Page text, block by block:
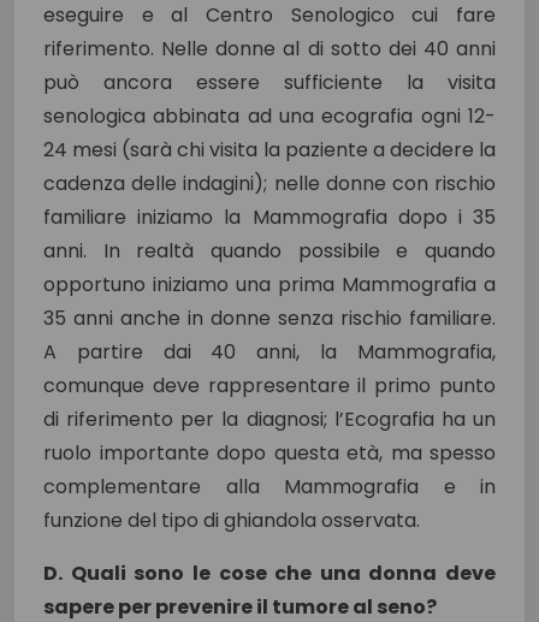
eseguire e al Centro Senologico cui fare
riferimento. Nelle donne al di sotto dei 40 anni
può ancora essere sufficiente la visita
senologica abbinata ad una ecografia ogni 12-
24 mesi (sarà chi visita la paziente a decidere la
cadenza delle indagini); nelle donne con rischio
familiare iniziamo la Mammografia dopo i 35
anni. In realtà quando possibile e quando
opportuno iniziamo una prima Mammografia a
35 anni anche in donne senza rischio familiare.
A partire dai 40 anni, la Mammografia,
comunque deve rappresentare il primo punto
di riferimento per la diagnosi; l’Ecografia ha un
ruolo importante dopo questa età, ma spesso
complementare alla Mammografia e in
funzione del tipo di ghiandola osservata.
D. Quali sono le cose che una donna deve
sapere per prevenire il tumore al seno?